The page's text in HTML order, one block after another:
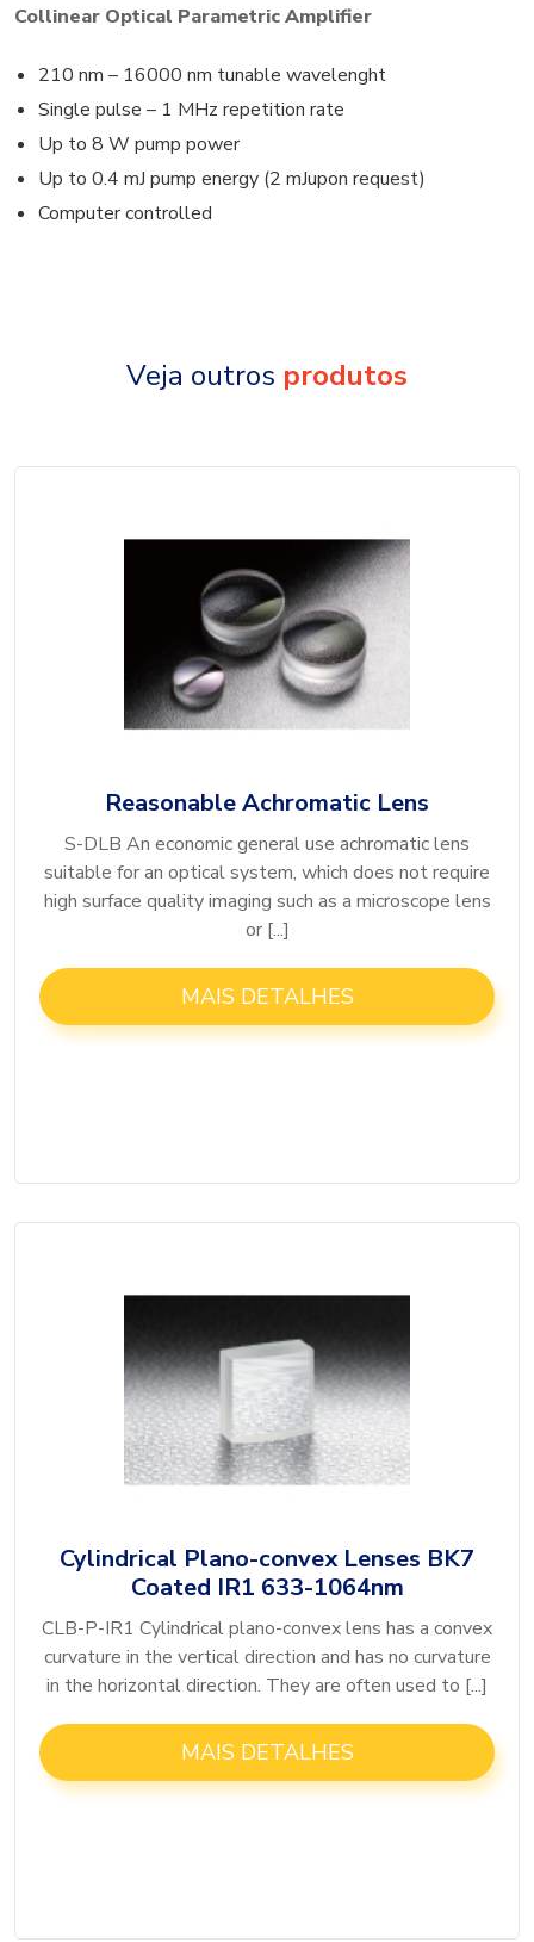
Collinear Optical Parametric Amplifier
210 nm – 16000 nm tunable wavelenght
Single pulse – 1 MHz repetition rate
Up to 8 W pump power
Up to 0.4 mJ pump energy (2 mJupon request)
Computer controlled
Veja outros produtos
Reasonable Achromatic Lens
S-DLB An economic general use achromatic lens
suitable for an optical system, which does not require
high surface quality imaging such as a microscope lens
or [...]
MAIS DETALHES
Cylindrical Plano-convex Lenses BK7
Coated IR1 633-1064nm
CLB-P-IR1 Cylindrical plano-convex lens has a convex
curvature in the vertical direction and has no curvature
in the horizontal direction. They are often used to [...]
MAIS DETALHES